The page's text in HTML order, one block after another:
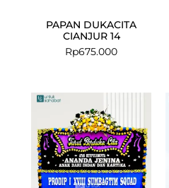
PAPAN DUKACITA
CIANJUR 14
Rp675.000